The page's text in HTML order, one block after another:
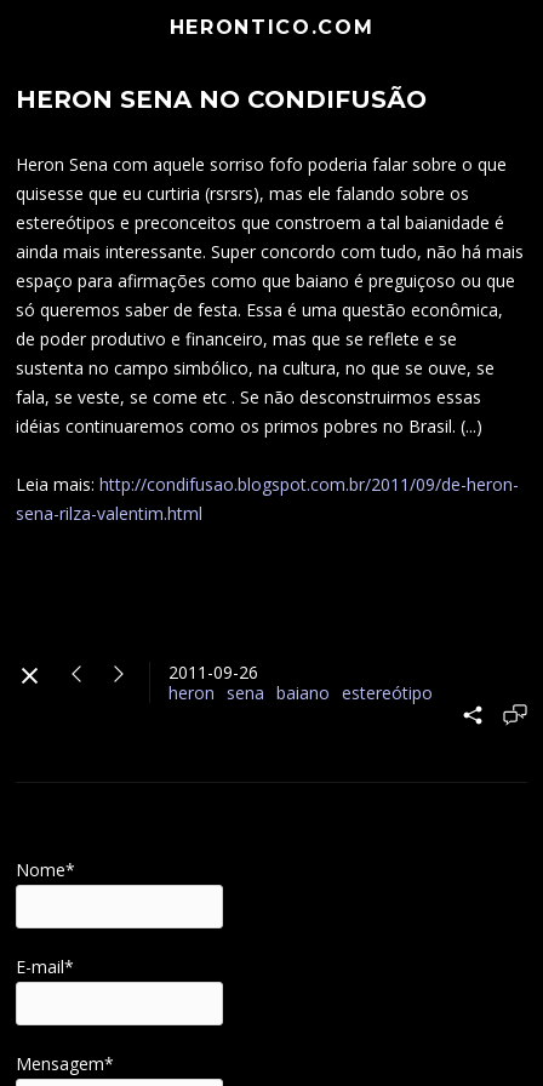
HERONTICO.COM
HERON SENA NO CONDIFUSÃO
Heron Sena com aquele sorriso fofo poderia falar sobre o que
quisesse que eu curtiria (rsrsrs), mas ele falando sobre os
estereótipos e preconceitos que constroem a tal baianidade é
ainda mais interessante. Super concordo com tudo, não há mais
espaço para afirmações como que baiano é preguiçoso ou que
só queremos saber de festa. Essa é uma questão econômica,
de poder produtivo e financeiro, mas que se reflete e se
sustenta no campo simbólico, na cultura, no que se ouve, se
fala, se veste, se come etc . Se não desconstruirmos essas
idéias continuaremos como os primos pobres no Brasil. (...)
Leia mais:http://condifusao.blogspot.com.br/2011/09/de-heron-
sena-rilza-valentim.html
2011-09-26
heron
sena baiano estereótipo
Nome*
E-mail*
Mensagem*